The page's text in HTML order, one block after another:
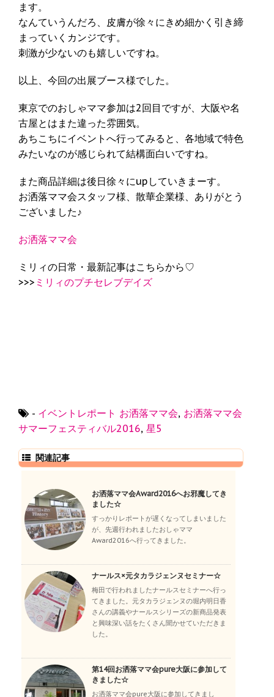
ます。
なんていうんだろ、皮膚が徐々にきめ細かく引き締
まっていくカンジです。
刺激が少ないのも嬉しいですね。
以上、今回の出展ブース様でした。
東京でのおしゃママ参加は2回目ですが、大阪や名
古屋とはまた違った雰囲気。
あちこちにイベントへ行ってみると、各地域で特色
みたいなのが感じられて結構面白いですね。
また商品詳細は後日徐々にupしていきまーす。
お洒落ママ会スタッフ様、散華企業様、ありがとう
ございました♪
お洒落ママ会
ミリィの日常・最新記事はこちらから♡
>>> ミリィのプチセレブデイズ
- イベントレポート お洒落ママ会, お洒落ママ会
サマーフェスティバル2016, 星5
関連記事
お洒落ママ会Award2016へお邪魔してき
ました☆
すっかりレポートが遅くなってしまいました
が、先週行われましたおしゃママ
Award2016へ行ってきました。
ナールス×元タカラジェンヌセミナー☆
梅田で行われましたナールスセミナーへ行っ
てきました。元タカラジェンヌの堀内明日香
さんの講義やナールスシリーズの新商品発表
と興味深い話をたくさん聞かせていただきま
した。
第14回お洒落ママ会pure大阪に参加して
きました☆
お洒落ママ会pure大阪に参加してきまし